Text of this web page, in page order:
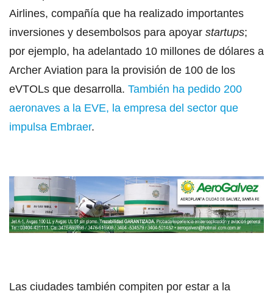
Airlines, compañía que ha realizado importantes
inversiones y desembolsos para apoyar startups;
por ejemplo, ha adelantado 10 millones de dólares a
Archer Aviation para la provisión de 100 de los
eVTOLs que desarrolla. También ha pedido 200
aeronaves a la EVE, la empresa del sector que
impulsa Embraer.
Las ciudades también compiten por estar a la